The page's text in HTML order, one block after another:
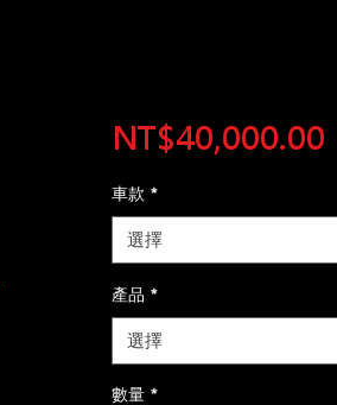
NT$40,000.00價
車款 *
選擇
產品 *
選擇
數量 *